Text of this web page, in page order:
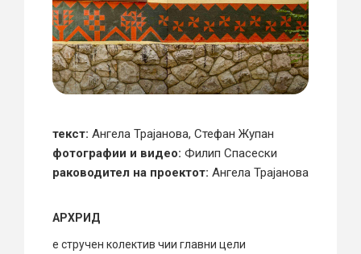
текст: Ангела Трајанова, Стефан Жупан
фотографии и видео: Филип Спасески
раководител на проектот: Ангела Трајанова
АРХРИД
е стручен колектив чии главни цели